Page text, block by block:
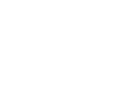
具体到什么程度呢？下一
间都列出来），